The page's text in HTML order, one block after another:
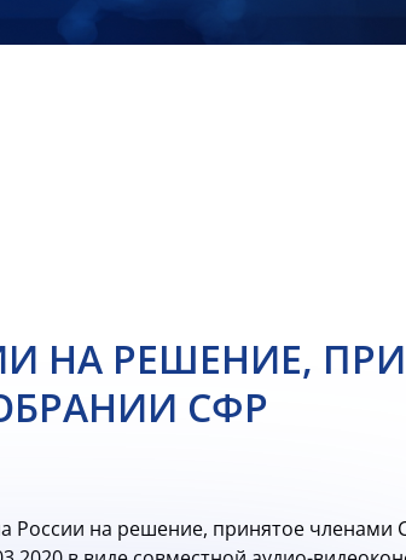
НА РЕШЕНИЕ,
СФР
на решение, принятое